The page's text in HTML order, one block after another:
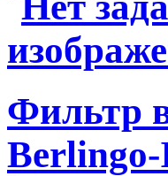
Фильтр
Berlingo-